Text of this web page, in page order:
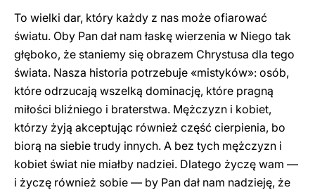
To wielki dar, który każdy z nas może ofiarować
światu. Oby Pan dał nam łaskę wierzenia w Niego tak
głęboko, że staniemy się obrazem Chrystusa dla tego
świata. Nasza historia potrzebuje «mistyków»: osób,
które odrzucają wszelką dominację, które pragną
miłości bliźniego i braterstwa. Mężczyzn i kobiet,
którzy żyją akceptując również część cierpienia, bo
biorą na siebie trudy innych. A bez tych mężczyzn i
kobiet świat nie miałby nadziei. Dlatego życzę wam —
i życzę również sobie — by Pan dał nam nadzieję, że